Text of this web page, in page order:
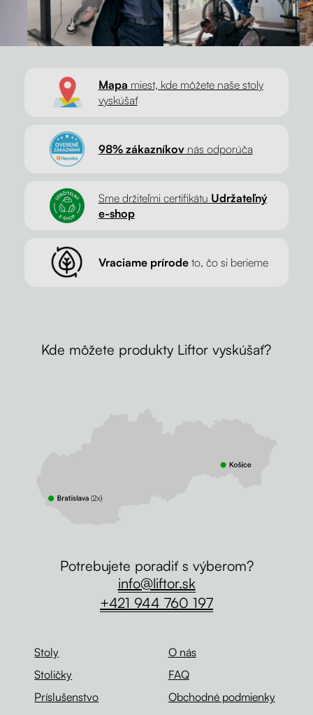
Mapa miest, kde môžete naše stoly
vyskúšať
98% zákazníkovnás odporúča
Sme držiteľmi certifikátu Udržateľný
e-shop
Vraciame prírodeto, čo si berieme
Kde môžete produkty Liftor vyskúšať?
Stoly
Stoličky
Príslušenstvo
O nás
FAQ
Obchodné podmienky
Potrebujete poradiť s výberom?
info@liftor.sk
+421 944 760 197